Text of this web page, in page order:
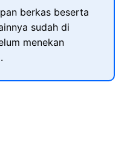
berkas beserta
sudah di
menekan